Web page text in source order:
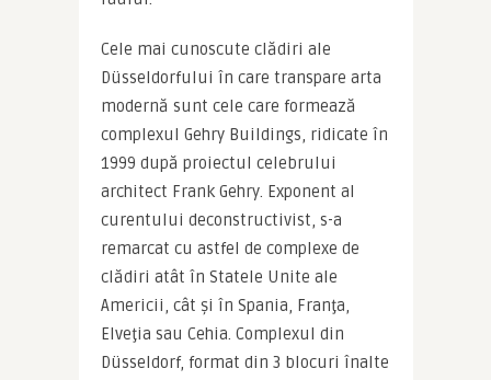
Cele mai cunoscute clădiri ale
Düsseldorfului în care transpare arta
modernă sunt cele care formează
complexul Gehry Buildings, ridicate în
1999 după proiectul celebrului
architect Frank Gehry. Exponent al
curentului deconstructivist, s-a
remarcat cu astfel de complexe de
clădiri atât în Statele Unite ale
Americii, cât și în Spania, Franţa,
Elveţia sau Cehia. Complexul din
Düsseldorf, format din 3 blocuri înalte